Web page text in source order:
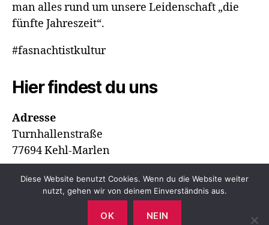
man alles rund um unsere Leidenschaft „die
fünfte Jahreszeit“.
#fasnachtistkultur
Hier findest du uns
Adresse
Turnhallenstraße
77694 Kehl-Marlen
Diese Website benutzt Cookies. Wenn du die Website weiter
nutzt, gehen wir von deinem Einverständnis aus.
OK NEIN